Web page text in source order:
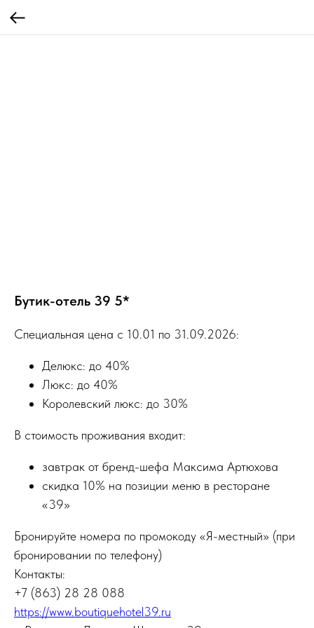
Бутик-отель 39 5*
Специальная цена с 10.01 по 31.09.2026:
Делюкс: до 40%
Люкс: до 40%
Королевский люкс: до 30%
В стоимость проживания входит:
завтрак от бренд-шефа Максима Артюхова
скидка 10% на позиции меню в ресторане
«39»
Бронируйте номера по промокоду «Я-местный» (при
бронировании по телефону)
Контакты:
+7 (863) 28 28 088
https://www.boutiquehotel39.ru